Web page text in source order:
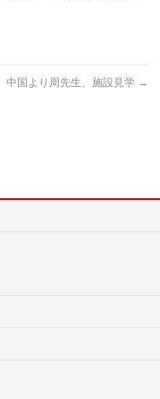
中国より周先生、施設見学 →